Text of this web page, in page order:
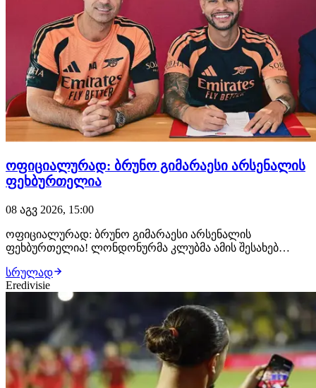
ოფიციალურად: ბრუნო გიმარაესი არსენალის
ფეხბურთელია
08 აგვ 2026, 15:00
ოფიციალურად: ბრუნო გიმარაესი არსენალის
ფეხბურთელია! ლონდონურმა კლუბმა ამის შესახებ
ბრაზილიელმა ნახევარმცველმა არსენალთან
კონტრაქტი 2030 წლამდე გააფორმა, მხარეებს შორის კი
£75 მილიონიანი გარიგება შედგა.
სრულად
Eredivisie